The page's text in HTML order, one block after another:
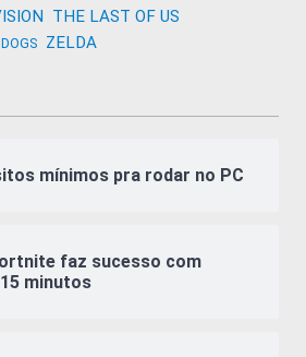
THE LAST OF US
ZELDA
mínimos pra rodar no PC
faz sucesso com
minutos